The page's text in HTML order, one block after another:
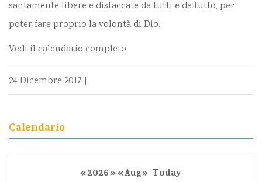
santamente libere e distaccate da tutti e da tutto, per
poter fare proprio la volontà di Dio.
Vedi il calendario completo
24 Dicembre 2017 |
Calendario
«2026»«Aug» Today